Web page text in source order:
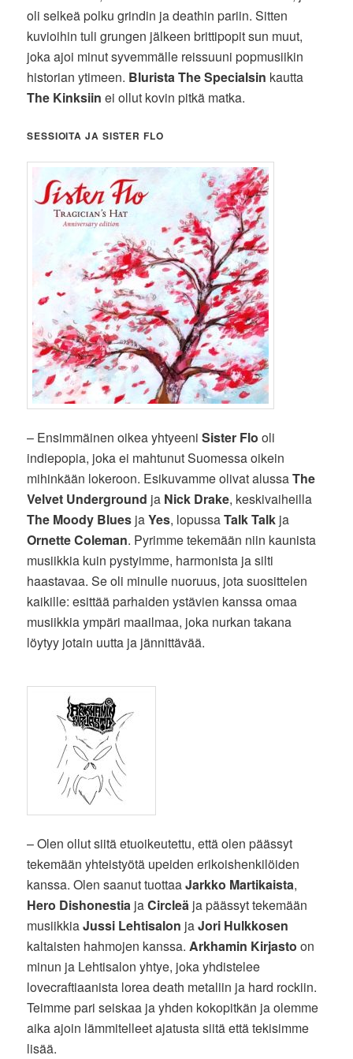
oli selkeä polku grindin ja deathin pariin. Sitten
kuvioihin tuli grungen jälkeen brittipopit sun muut,
joka ajoi minut syvemmälle reissuuni popmusiikin
historian ytimeen. BluristaThe Specialsin kautta
The Kinksiin ei ollut kovin pitkä matka.
SESSIOITA JA SISTER FLO
– Ensimmäinen oikea yhtyeeniSister Flo oli
indiepopia, joka ei mahtunut Suomessa oikein
mihinkään lokeroon. Esikuvamme olivat alussaThe
Velvet Underground ja Nick Drake, keskivaiheilla
The Moody Blues jaYes, lopussaTalk Talk ja
Ornette Coleman. Pyrimme tekemään niin kaunista
musiikkia kuin pystyimme, harmonista ja silti
haastavaa. Se oli minulle nuoruus, jota suosittelen
kaikille: esittää parhaiden ystävien kanssa omaa
musiikkia ympäri maailmaa, joka nurkan takana
löytyy jotain uutta ja jännittävää.
– Olen ollut siitä etuoikeutettu, että olen päässyt
tekemään yhteistyötä upeiden erikoishenkilöiden
kanssa. Olen saanut tuottaaJarkko Martikaista,
Hero Dishonestia jaCircleä ja päässyt tekemään
musiikkiaJussi Lehtisalon jaJori Hulkkosen
kaltaisten hahmojen kanssa.Arkhamin Kirjasto on
minun ja Lehtisalon yhtye, joka yhdistelee
lovecraftiaanista lorea death metaliin ja hard rockiin.
Teimme pari seiskaa ja yhden kokopitkän ja olemme
aika ajoin lämmitelleet ajatusta siitä että tekisimme
lisää.